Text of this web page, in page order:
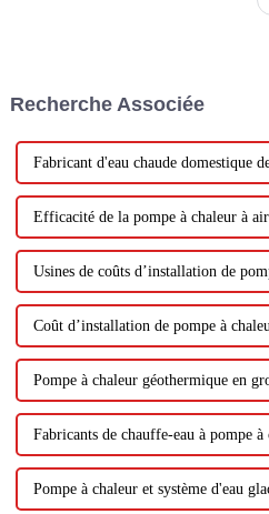
Recherche Associée
Fabricant d'eau chaude domestique
Efficacité de la pompe à chaleur à
Usines de coûts d’installation de
Coût d’installation de pompe à
Pompe à chaleur géothermique en
Fabricants de chauffe-eau à pompe à
Pompe à chaleur et système d'eau